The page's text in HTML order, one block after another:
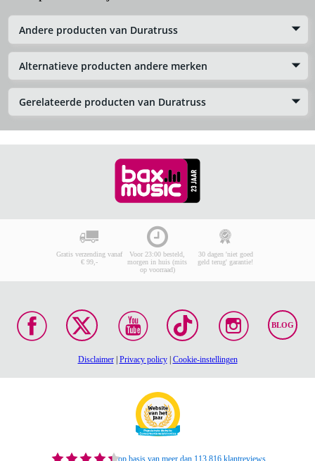
Andere producten van Duratruss
Alternatieve producten andere merken
Gerelateerde producten van Duratruss
Gratis verzending vanaf
€ 99,-
Voor 23:00 besteld,
morgen in huis (mits
op voorraad)
30 dagen 'niet goed
geld terug' garantie!
BLOG
Disclaimer| Privacy policy| Cookie-instellingen
op basis van meer dan 113.816 klantreviews